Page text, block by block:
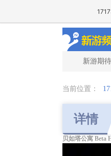
新游期
当前位置：
详情
贝如塔公寓 Beta